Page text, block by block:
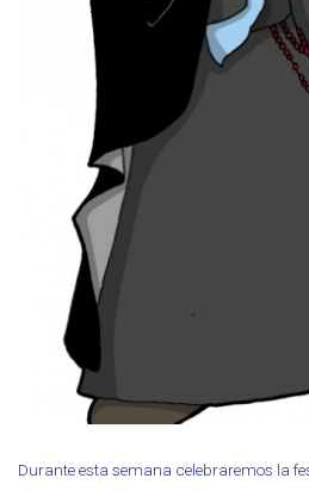
Durante esta semana celebraremos la